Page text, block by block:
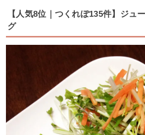
【人気8位｜つくれぽ135件】ジュ
グ